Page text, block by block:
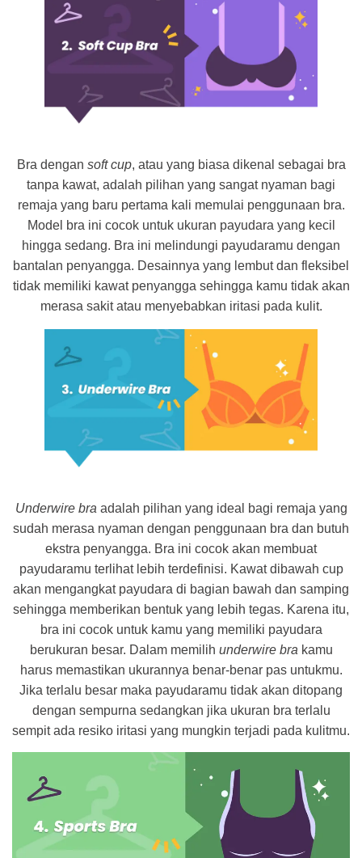
Bra dengan soft cup, atau yang biasa dikenal sebagai bra
tanpa kawat, adalah pilihan yang sangat nyaman bagi
remaja yang baru pertama kali memulai penggunaan bra.
Model bra ini cocok untuk ukuran payudara yang kecil
hingga sedang. Bra ini melindungi payudaramu dengan
bantalan penyangga. Desainnya yang lembut dan fleksibel
tidak memiliki kawat penyangga sehingga kamu tidak akan
merasa sakit atau menyebabkan iritasi pada kulit.
Underwire bra adalah pilihan yang ideal bagi remaja yang
sudah merasa nyaman dengan penggunaan bra dan butuh
ekstra penyangga. Bra ini cocok akan membuat
payudaramu terlihat lebih terdefinisi. Kawat dibawah cup
akan mengangkat payudara di bagian bawah dan samping
sehingga memberikan bentuk yang lebih tegas. Karena itu,
bra ini cocok untuk kamu yang memiliki payudara
berukuran besar. Dalam memilih underwire bra kamu
harus memastikan ukurannya benar-benar pas untukmu.
Jika terlalu besar maka payudaramu tidak akan ditopang
dengan sempurna sedangkan jika ukuran bra terlalu
sempit ada resiko iritasi yang mungkin terjadi pada kulitmu.